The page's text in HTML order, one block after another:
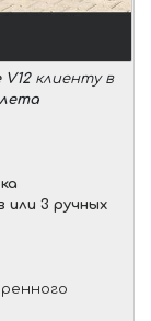
V12клиенту в
или 3 ручных